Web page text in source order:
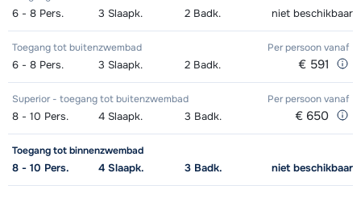
6 - 8 Pers. 3 Slaapk. 2 Badk. niet beschikbaar
Toegang tot buitenzwembad Per persoonvanaf
6 - 8 Pers. 3 Slaapk. 2 Badk. € 591
Superior - toegang tot buitenzwembad Per persoonvanaf
8 - 10 Pers. 4 Slaapk. 3 Badk. € 650
Toegang tot binnenzwembad
8 - 10 Pers. 4 Slaapk. 3 Badk. niet beschikbaar